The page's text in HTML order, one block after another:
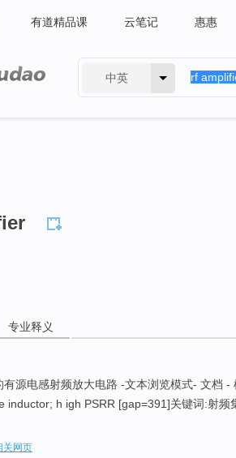
有道精品课 云笔记 惠惠
中英
专业释义
有源电感射频放大电路 -文本浏览模式- 文档 -
inductor; h igh PSRR [gap=391]关键词:射频
关网页